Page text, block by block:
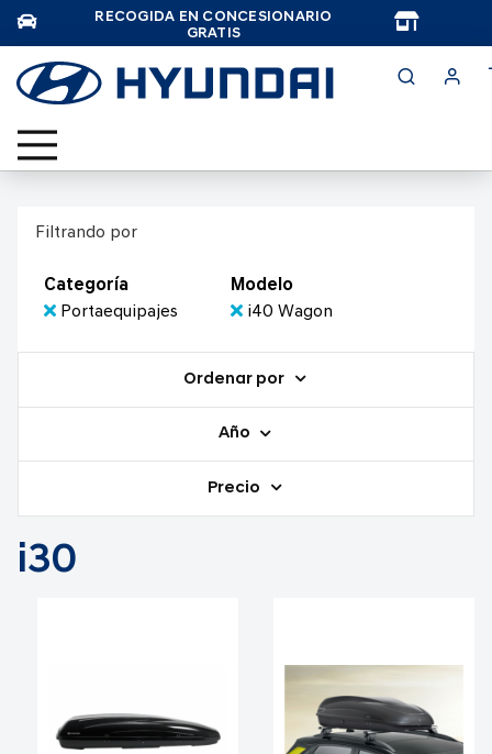
RECOGIDA EN CONCESIONARIO
GRATIS
Filtrando por
Categoría
Portaequipajes
Modelo
i40 Wagon
Ordenar por
Año
Precio
i30